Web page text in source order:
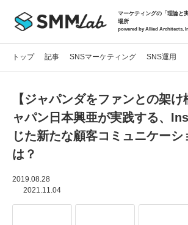
マーケティングの「理論と
場所
powered by Allied Architects,
記事一覧
タグから探す
トップ 記事 SNSマーケティング SNS運用
【ジャパンダをファンとの架
ャパン日本興亜が実践する、
じた新たな顧客コミュニケーシ
は？
2019.08.28
2021.11.04